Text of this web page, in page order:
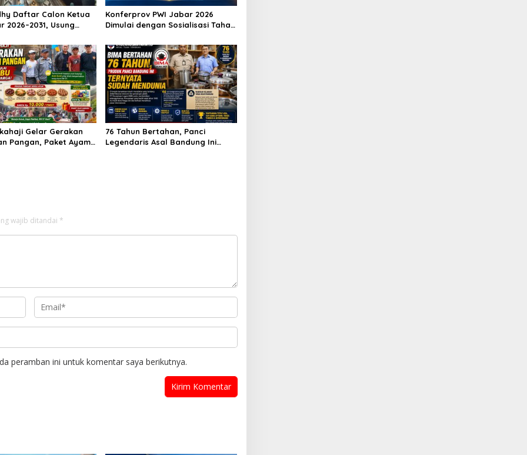
Daftar Calon Ketua
2026–2031, Usung
Internasional
Konferprov PWI Jabar 2026
Dimulai dengan Sosialisasi Tahap
dan Profesionalisme
Gelar Gerakan
Pangan, Paket Ayam
76 Tahun Bertahan, Panci
Legendaris Asal Bandung Ini
wajib ditandai *
peramban ini untuk komentar saya berikutnya.